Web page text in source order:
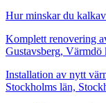
Hur minskar du
Komplett renovering
Gustavsberg,
Installation av nytt
Stockholms län,